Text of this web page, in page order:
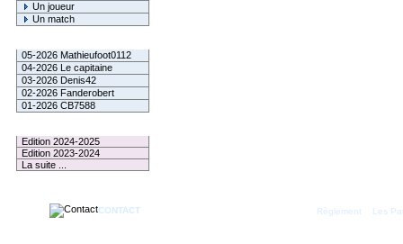
Un joueur
Un match
05-2026 Mathieufoot0112
04-2026 Le capitaine
03-2026 Denis42
02-2026 Fanderobert
01-2026 CB7588
Edition 2024-2025
Edition 2023-2024
La suite ...
CONTACT Règlement Les